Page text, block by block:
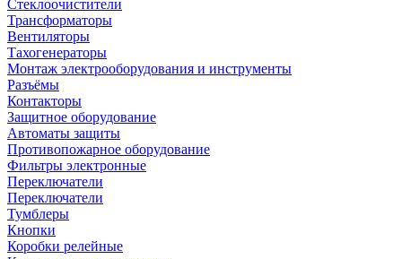
Стеклоочистители
Трансформаторы
Вентиляторы
Тахогенераторы
Монтаж электрооборудования и инструменты
Разъёмы
Контакторы
Защитное оборудование
Автоматы защиты
Противопожарное оборудование
Фильтры электронные
Переключатели
Переключатели
Тумблеры
Кнопки
Коробки релейные